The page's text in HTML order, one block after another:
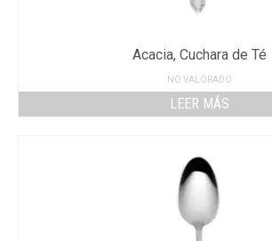
Acacia, Cuchara de Té
NO VALORADO
LEER MÁS